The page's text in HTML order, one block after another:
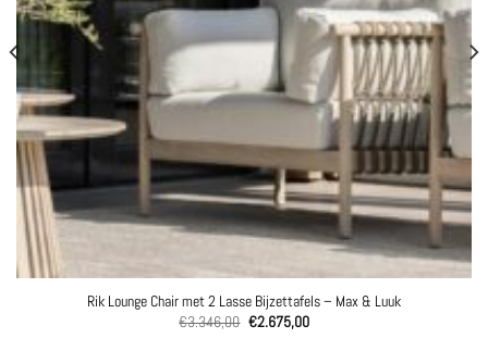
Rik Lounge Chair met 2 Lasse Bijzettafels – Max & Luuk
€3.346,00 Oorspronkelijke
€2.675,00Huidige